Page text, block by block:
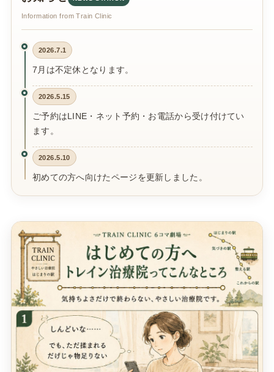
Information from Train Clinic
2026.7.1
7月は不定休となります。
2026.5.15
ご予約はLINE・ネット予約・お電話から受け付けてい
ます。
2026.5.10
初めての方へ向けたページを更新しました。